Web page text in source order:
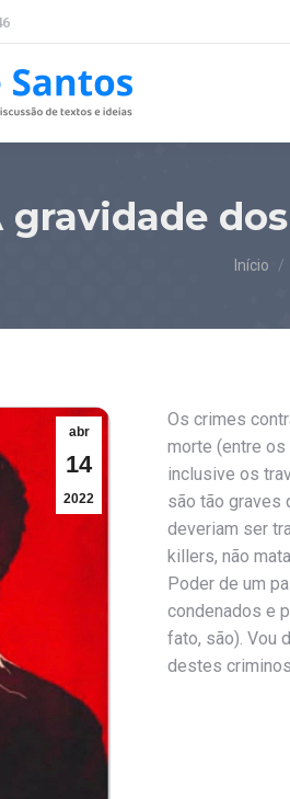
gravidade
Você
Início
abr
14
2022
Os crimes
morte (entre
inclusive os
são tão graves
deveriam ser
killers, não
Poder de um
condenados e
fato, são). Vou
destes